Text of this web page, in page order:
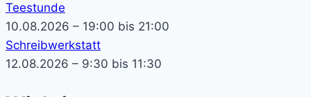
Teestunde
10.08.2026 – 19:00 bis 21:00
Schreibwerkstatt
12.08.2026 – 9:30 bis 11:30